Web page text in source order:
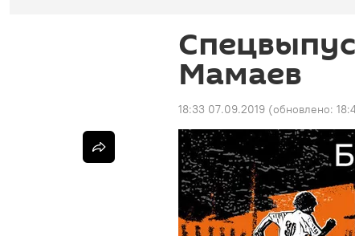
Мамаев
18:33 07.09.2019 (обновлено: